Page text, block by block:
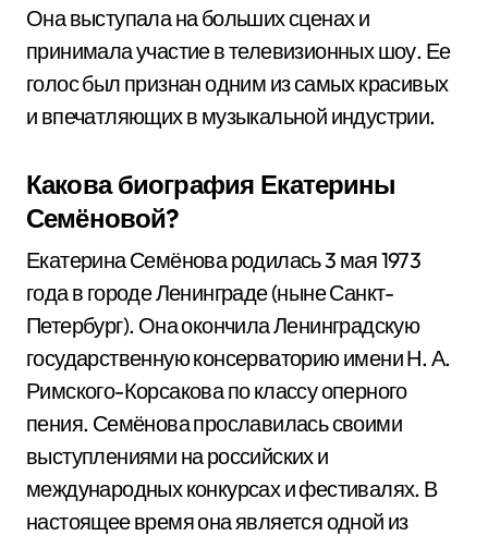
Она выступала на больших сценах и
принимала участие в телевизионных шоу. Ее
голос был признан одним из самых красивых
и впечатляющих в музыкальной индустрии.
Какова биография Екатерины
Семёновой?
Екатерина Семёнова родилась 3 мая 1973
года в городе Ленинграде (ныне Санкт-
Петербург). Она окончила Ленинградскую
государственную консерваторию имени Н. А.
Римского-Корсакова по классу оперного
пения. Семёнова прославилась своими
выступлениями на российских и
международных конкурсах и фестивалях. В
настоящее время она является одной из